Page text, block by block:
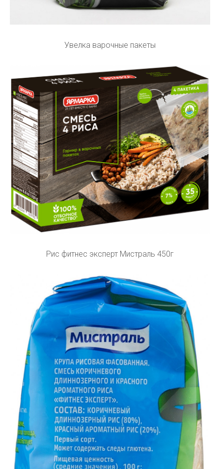
Увелка варочные пакеты
Рис фитнес эксперт Мистраль 450г